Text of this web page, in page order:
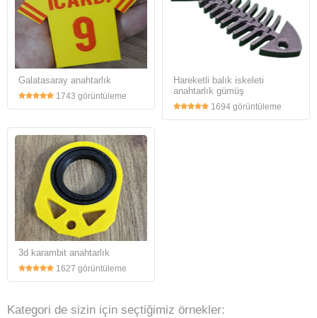
Galatasaray anahtarlık
1743 görüntüleme
Hareketli balık iskeleti
anahtarlık gümüş
1694 görüntüleme
3d karambit anahtarlık
1627 görüntüleme
Kategori de sizin için seçtiğimiz örnekler: